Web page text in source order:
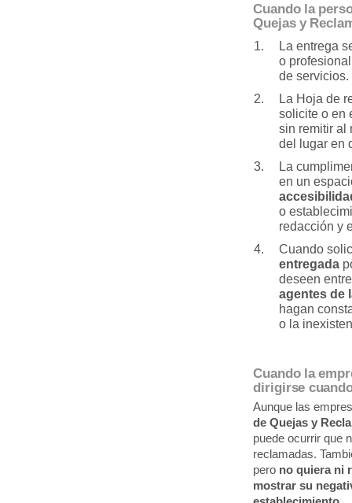
Cuando la
Quejas y
La entrega
o
de servicios.
La Hoja de
solicite o en
sin remitir al
del lugar en
La
en un
o
redacción y
Cuando
entregada
deseen
agentes de
hagan
o la
Cuando la
dirigirse
Aunque las
de Quejas y
puede ocurrir que
reclamadas.
pero no quiera ni
mostrar su